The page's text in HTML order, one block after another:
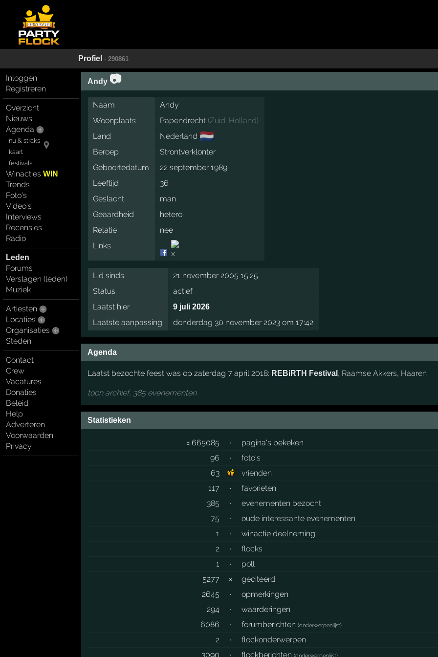
Profiel · 290861
Inloggen
Registreren
Overzicht
Nieuws
Agenda
nu & straks
kaart
festivals
WinactiesWIN
Trends
Foto's
Video's
Interviews
Recensies
Radio
Leden
Forums
Verslagen (leden)
Muziek
Artiesten
Locaties
Organisaties
Steden
Contact
Crew
Vacatures
Donaties
Beleid
Help
Adverteren
Voorwaarden
Privacy
Andy 📷
Naam
Andy
Woonplaats
Papendrecht (Zuid-Holland)
Land
Nederland 🇳🇱
Beroep
Strontverklonter
Geboortedatum
22 september 1989
Leeftijd
36
Geslacht
man
Geaardheid
hetero
Relatie
nee
Links
Lid sinds
21 november 2005 15:25
Status
actief
Laatst hier
9 juli 2026
Laatste aanpassing donderdag 30 november 2023 om 17:42
Agenda
Laatst bezochte feest was op zaterdag 7 april 2018: REBiRTH Festival , Raamse Akkers, Haaren
toon archief, 385 evenementen
Statistieken
± 665085 ·
pagina's bekeken
96
·
foto's
63
vrienden
117
·
favorieten
385
·
evenementen bezocht
75
·
oude interessante evenementen
1
·
winactie deelneming
2
·
flocks
1
·
poll
5277
×
geciteerd
2645
·
opmerkingen
294
·
waarderingen
6086
· forumberichten(onderwerpenlijst)
2 ·
flockonderwerpen
3090
· flockberichten